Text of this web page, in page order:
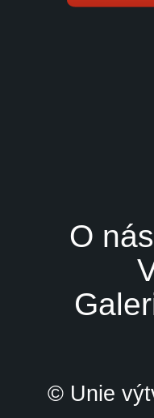
O nás
© Unie